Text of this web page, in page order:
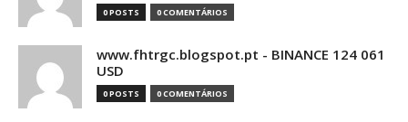
0 POSTS 0 COMENTÁRIOS
www.fhtrgc.blogspot.pt - BINANCE 124 061
USD
0 POSTS 0 COMENTÁRIOS